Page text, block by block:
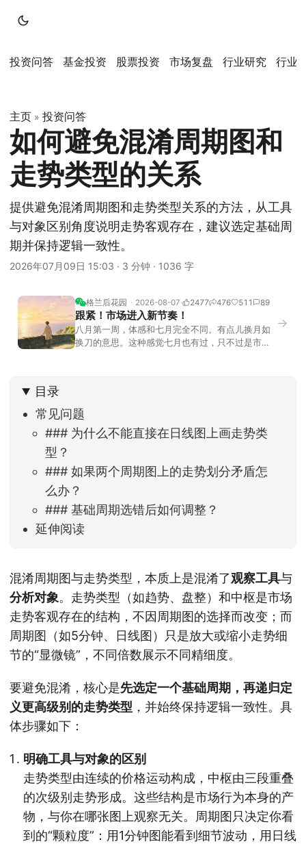
投资问答 基金投资 股票投资 市场复盘 行业研究 行业
主页 » 投资问答
如何避免混淆周期图和
走势类型的关系
提供避免混淆周期图和走势类型关系的方法，从工具
与对象区别角度说明走势客观存在，建议选定基础周
期并保持逻辑一致性。
2026年07月09日 15:03 · 3 分钟 · 1036 字
格兰后花园 2026-08-07 2477 476 511 89
跟紧！市场进入新节奏！
八月第一周，体感和七月完全不同。有点儿换月如
换刀的意思。这种感觉七月也有过，只不过是市场
家感受到了春天般的暖风。指数涨了百点，交易额
回暖到2
→
目录
常见问题
### 为什么不能直接在日线图上画走势类
型？
### 如果两个周期图上的走势划分矛盾怎
么办？
### 基础周期选错后如何调整？
延伸阅读
混淆周期图与走势类型，本质上是混淆了观察工具与
分析对象。走势类型（如趋势、盘整）和中枢是市场
走势客观存在的结构，不因周期图的选择而改变；而
周期图（如5分钟、日线图）只是放大或缩小走势细
节的“显微镜”，不同倍数展示不同精细度。
要避免混淆，核心是先选定一个基础周期，再递归定
义更高级别的走势类型 ，并始终保持逻辑一致性。具
体步骤如下：
明确工具与对象的区别
走势类型由连续的价格运动构成，中枢由三段重叠
的次级别走势形成。这些结构是市场行为本身的产
物，与你在哪张图上观察无关。周期图只决定你看
到的“颗粒度”：用1分钟图能看到细节波动，用日线